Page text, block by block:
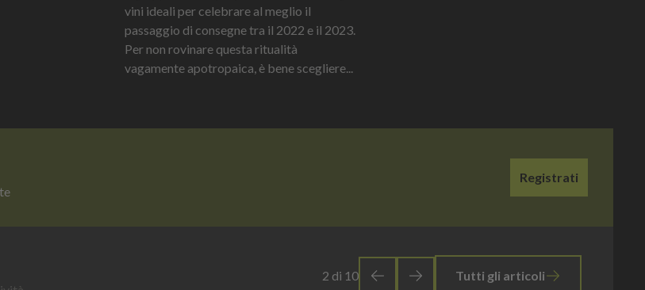
vini ideali per celebrare al meglio il
passaggio di consegne tra il 2022 e il 2023.
Per non rovinare questa ritualità
vagamente apotropaica, è bene scegliere...
Registrati
3 di 10 Tutti gli articoli